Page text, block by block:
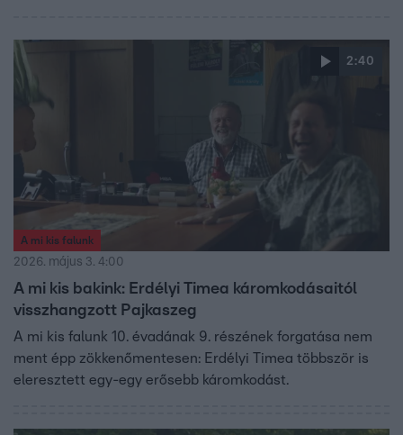
2:40
A mi kis falunk
2026. május 3. 4:00
A mi kis bakink: Erdélyi Timea káromkodásaitól
visszhangzott Pajkaszeg
A mi kis falunk 10. évadának 9. részének forgatása nem
ment épp zökkenőmentesen: Erdélyi Timea többször is
eleresztett egy-egy erősebb káromkodást.